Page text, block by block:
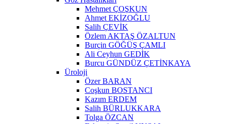
Mehmet ÇOŞKUN
Ahmet EKİZOĞLU
Salih ÇEVİK
Özlem AKTAŞ ÖZALTUN
Burçin GÖĞÜŞ ÇAMLI
Ali Ceyhun GEDİK
Burcu GÜNDÜZ ÇETİNKAYA
Üroloji
Özer BARAN
Coşkun BOSTANCI
Kazım ERDEM
Salih BÜRLUKKARA
Tolga ÖZCAN